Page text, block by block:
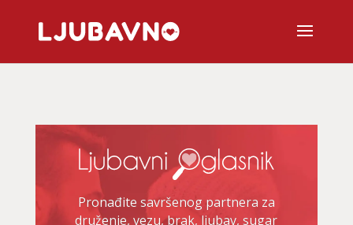
Pronađite savršenog partnera za
druženje, vezu, brak, ljubav, sugar